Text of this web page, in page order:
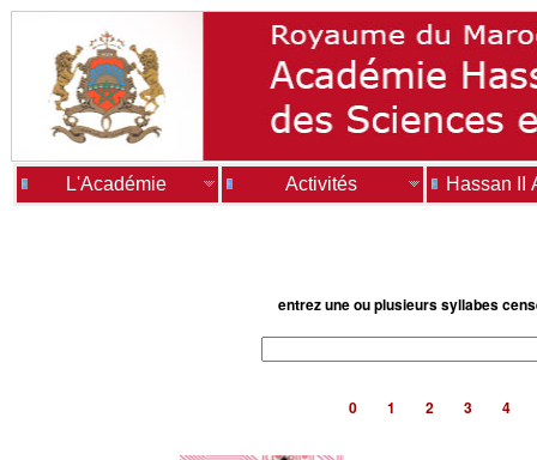
L'Académie Activités Hassan II
entrez une ou plusieurs syllabes
0 1 2 3 4